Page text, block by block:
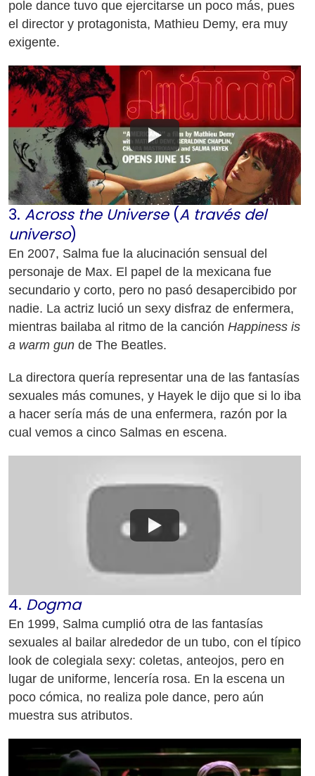
pole dance tuvo que ejercitarse un poco más, pues
el director y protagonista, Mathieu Demy, era muy
exigente.
3. Across the Universe(A través del
universo)
En 2007, Salma fue la alucinación sensual del
personaje de Max. El papel de la mexicana fue
secundario y corto, pero no pasó desapercibido por
nadie. La actriz lució un sexy disfraz de enfermera,
mientras bailaba al ritmo de la canción Happiness is
a warm gun de The Beatles.
La directora quería representar una de las fantasías
sexuales más comunes, y Hayek le dijo que si lo iba
a hacer sería más de una enfermera, razón por la
cual vemos a cinco Salmas en escena.
4. Dogma
En 1999, Salma cumplió otra de las fantasías
sexuales al bailar alrededor de un tubo, con el típico
look de colegiala sexy: coletas, anteojos, pero en
lugar de uniforme, lencería rosa. En la escena un
poco cómica, no realiza pole dance, pero aún
muestra sus atributos.